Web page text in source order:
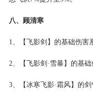
八、顾清寒
1、【飞影剑】的基础伤害
2、【飞影剑·雪暴】的基
3、【冰寒飞影·霜风】的